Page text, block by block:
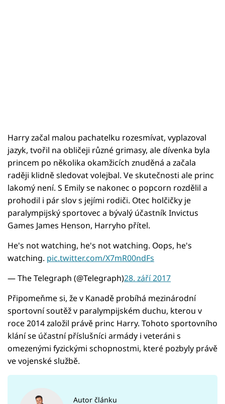
Harry začal malou pachatelku rozesmívat, vyplazoval
jazyk, tvořil na obličeji různé grimasy, ale dívenka byla
princem po několika okamžicích znuděná a začala
raději klidně sledovat volejbal. Ve skutečnosti ale princ
lakomý není. S Emily se nakonec o popcorn rozdělil a
prohodil i pár slov s jejími rodiči. Otec holčičky je
paralympijský sportovec a bývalý účastník Invictus
Games James Henson, Harryho přítel.
He's not watching, he's not watching. Oops, he's
watching. pic.twitter.com/X7mR00ndFs
— The Telegraph (@Telegraph)28. září 2017
Připomeňme si, že v Kanadě probíhá mezinárodní
sportovní soutěž v paralympijském duchu, kterou v
roce 2014 založil právě princ Harry. Tohoto sportovního
klání se účastní příslušníci armády i veteráni s
omezenými fyzickými schopnostmi, které pozbyly právě
ve vojenské službě.
Autor článku